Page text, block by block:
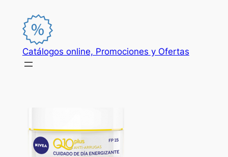
contenido
Catálogos online, Promociones y Ofertas